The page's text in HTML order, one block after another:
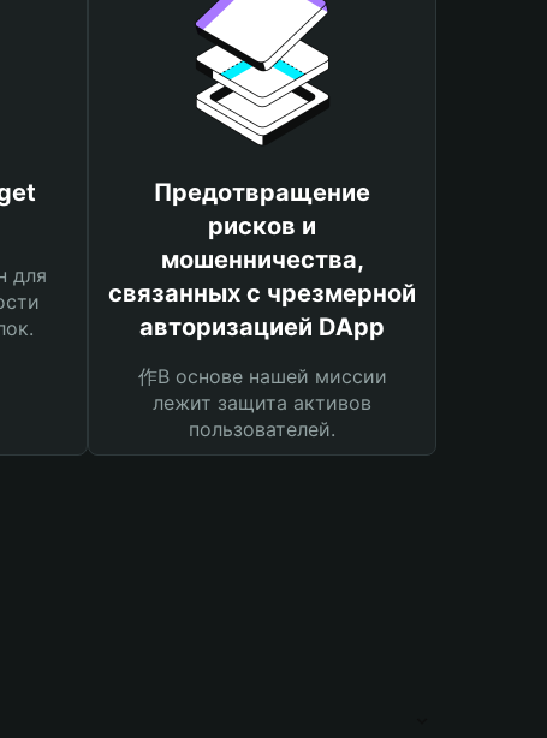
для
Предотвращение
рисков и
мошенничества,
связанных с чрезмерной
авторизацией DApp
作В основе нашей миссии
лежит защита активов
пользователей.